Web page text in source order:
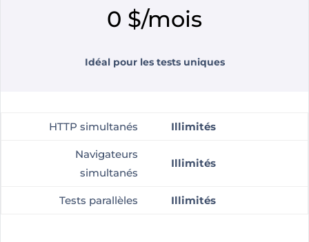
0 $/mois
Idéal pour les tests uniques
HTTP simultanés Illimités
Navigateurs
simultanés
Illimités
Tests parallèles Illimités